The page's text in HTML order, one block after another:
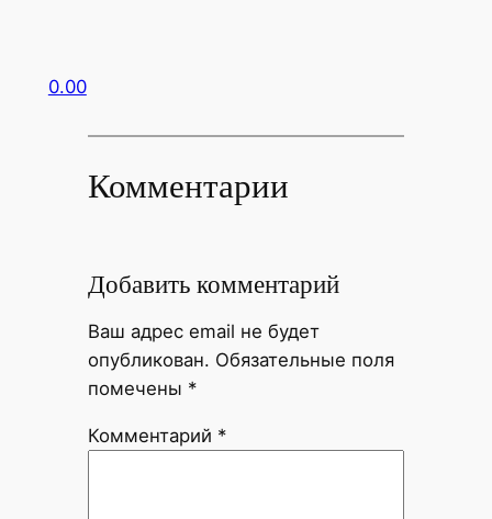
0.00
Комментарии
Добавить комментарий
Ваш адрес email не будет
опубликован. Обязательные поля
помечены *
Комментарий *